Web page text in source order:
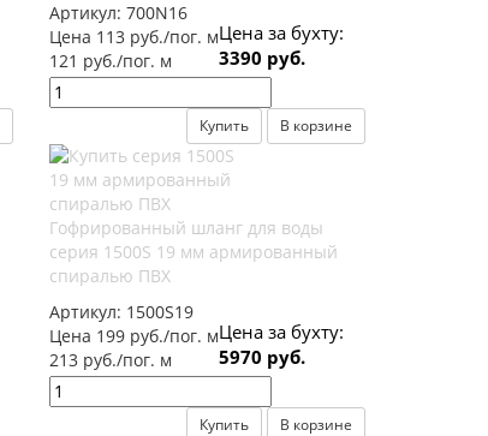
Артикул:700N16
Цена 113 руб./пог. м
121 руб./пог. м
Цена за бухту:
3390 руб.
Купить В корзине
Гофрированный шланг для воды
серия 1500S 19 мм армированный
спиралью ПВХ
Артикул: 1500S19
Цена 199 руб./пог. м
213 руб./пог. м
Цена за бухту:
5970 руб.
Купить В корзине